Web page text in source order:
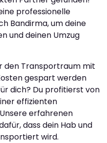
professionelle
Bandirma, um deine
und deinen Umzug
den Transportraum mit
gespart werden
dich? Du profitierst von
effizienten
erfahrenen
dass dein Hab und
wird.